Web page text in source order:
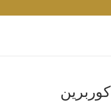
كوربرين